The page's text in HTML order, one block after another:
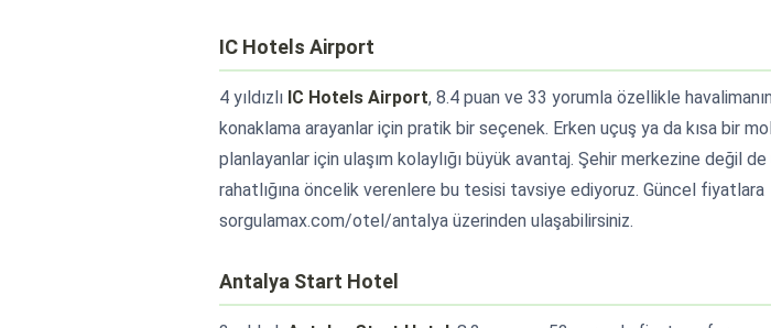
IC Hotels Airport
4 yıldızlı IC Hotels Airport, 8.4 puan ve 33 yorumla özellikle
konaklama arayanlar için pratik bir seçenek. Erken uçuş ya da kısa bir
planlayanlar için ulaşım kolaylığı büyük avantaj. Şehir merkezine değil de
rahatlığına öncelik verenlere bu tesisi tavsiye ediyoruz. Güncel fiyatlara
sorgulamax.com/otel/antalya üzerinden ulaşabilirsiniz.
Antalya Start Hotel